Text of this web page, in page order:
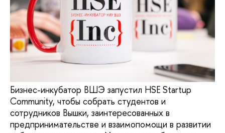
Бизнес-инкубатор ВШЭ запустил HSE Startup
Community, чтобы собрать студентов и
сотрудников Вышки, заинтересованных в
предпринимательстве и взаимопомощи в развитии